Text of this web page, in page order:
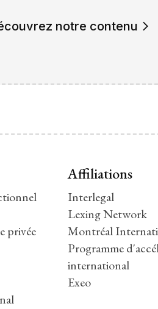
notre contenu
privée
Affiliations
Interlegal
Lexing Network
Montréal
Programme
international
Exeo